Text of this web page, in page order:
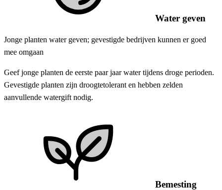
Water geven
Jonge planten water geven; gevestigde bedrijven kunnen er goed
mee omgaan
Geef jonge planten de eerste paar jaar water tijdens droge perioden.
Gevestigde planten zijn droogtetolerant en hebben zelden
aanvullende watergift nodig.
Bemesting